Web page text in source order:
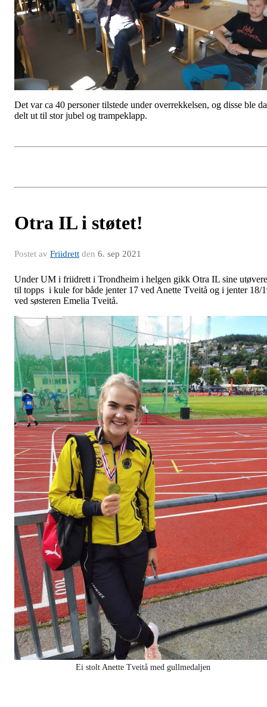
Det var ca 40 personer tilstede under overrekkelsen, og disse ble da
delt ut til stor jubel og trampeklapp.
Otra IL i støtet!
Postet av Friidrett den 6. sep 2021
Under UM i friidrett i Trondheim i helgen gikk Otra IL sine utøvere
til topps i kule for både jenter 17 ved Anette Tveitå og i jenter 18/
ved søsteren Emelia Tveitå.
Ei stolt Anette Tveitå med gullmedaljen